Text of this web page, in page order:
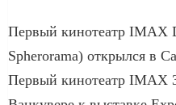
Первый кинотеатр IMAX
Spherorama) открылся в
Первый кинотеатр IMAX